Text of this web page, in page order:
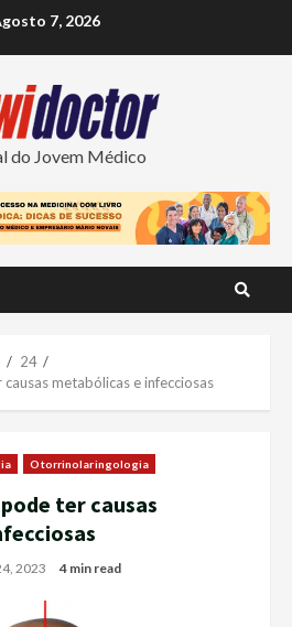
7, 2026
do Jovem Médico
24
metabólicas e infecciosas
Otorrinolaringologia
ter causas
2023 4 min read